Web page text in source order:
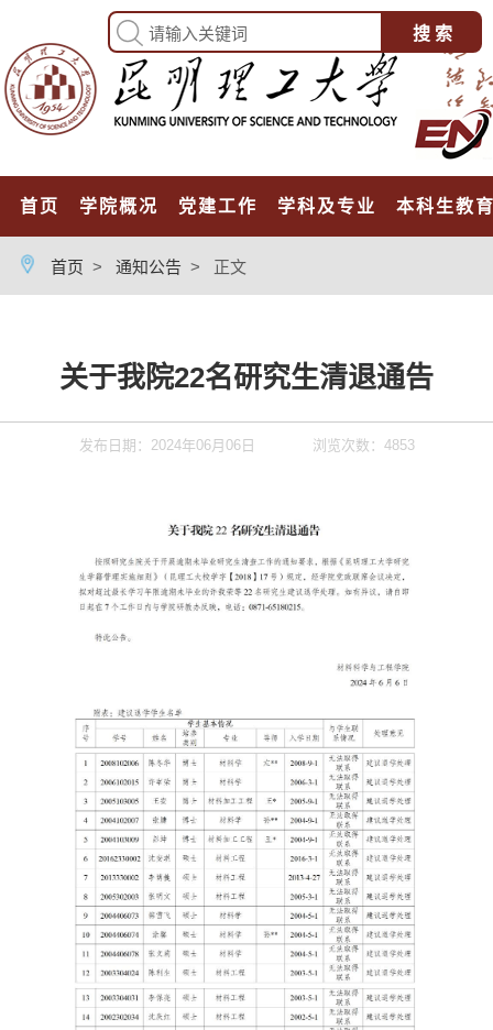
首页 学院概况 党建工作 学科及专业 本科生教
首页 > 通知公告 > 正文
关于我院22名研究生清退通告
发布日期：2024年06月06日 浏览次数： 4853